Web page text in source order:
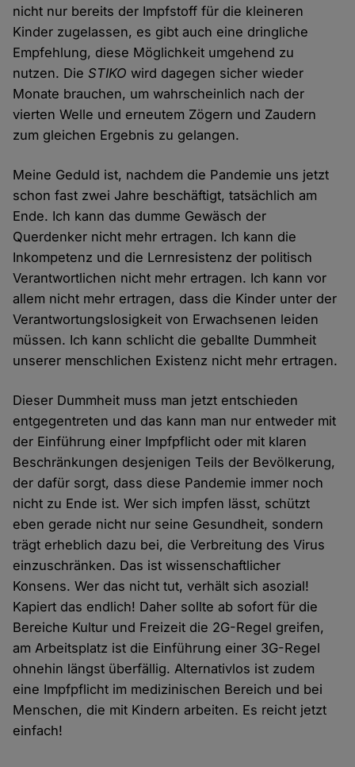
nicht nur bereits der Impfstoff für die kleineren
Kinder zugelassen, es gibt auch eine dringliche
Empfehlung, diese Möglichkeit umgehend zu
nutzen. DieSTIKO wird dagegen sicher wieder
Monate brauchen, um wahrscheinlich nach der
vierten Welle und erneutem Zögern und Zaudern
zum gleichen Ergebnis zu gelangen.
Meine Geduld ist, nachdem die Pandemie uns jetzt
schon fast zwei Jahre beschäftigt, tatsächlich am
Ende. Ich kann das dumme Gewäsch der
Querdenker nicht mehr ertragen. Ich kann die
Inkompetenz und die Lernresistenz der politisch
Verantwortlichen nicht mehr ertragen. Ich kann vor
allem nicht mehr ertragen, dass die Kinder unter der
Verantwortungslosigkeit von Erwachsenen leiden
müssen. Ich kann schlicht die geballte Dummheit
unserer menschlichen Existenz nicht mehr ertragen.
Dieser Dummheit muss man jetzt entschieden
entgegentreten und das kann man nur entweder mit
der Einführung einer Impfpflicht oder mit klaren
Beschränkungen desjenigen Teils der Bevölkerung,
der dafür sorgt, dass diese Pandemie immer noch
nicht zu Ende ist. Wer sich impfen lässt, schützt
eben gerade nicht nur seine Gesundheit, sondern
trägt erheblich dazu bei, die Verbreitung des Virus
einzuschränken. Das ist wissenschaftlicher
Konsens. Wer das nicht tut, verhält sich asozial!
Kapiert das endlich! Daher sollte ab sofort für die
Bereiche Kultur und Freizeit die 2G-Regel greifen,
am Arbeitsplatz ist die Einführung einer 3G-Regel
ohnehin längst überfällig. Alternativlos ist zudem
eine Impfpflicht im medizinischen Bereich und bei
Menschen, die mit Kindern arbeiten. Es reicht jetzt
einfach!